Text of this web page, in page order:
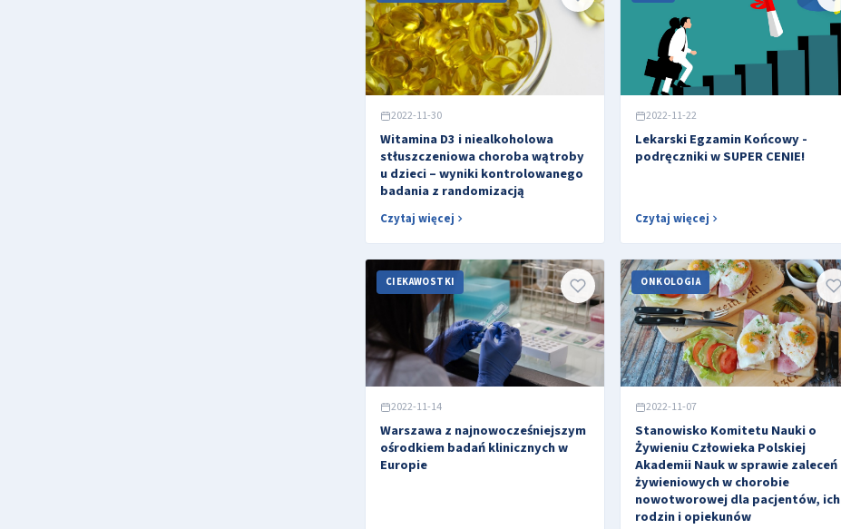
2022-11-30
Witamina D3 i niealkoholowa
stłuszczeniowa choroba wątroby
u dzieci – wyniki kontrolowanego
badania z randomizacją
Czytaj więcej
2022-11-22
Lekarski Egzamin Końcowy -
podręczniki w SUPER CENIE!
Czytaj więcej
CIEKAWOSTKI
2022-11-14
Warszawa z najnowocześniejszym
ośrodkiem badań klinicznych w
Europie
ONKOLOGIA
2022-11-07
Stanowisko Komitetu Nauki o
Żywieniu Człowieka Polskiej
Akademii Nauk w sprawie zaleceń
żywieniowych w chorobie
nowotworowej dla pacjentów, ich
rodzin i opiekunów